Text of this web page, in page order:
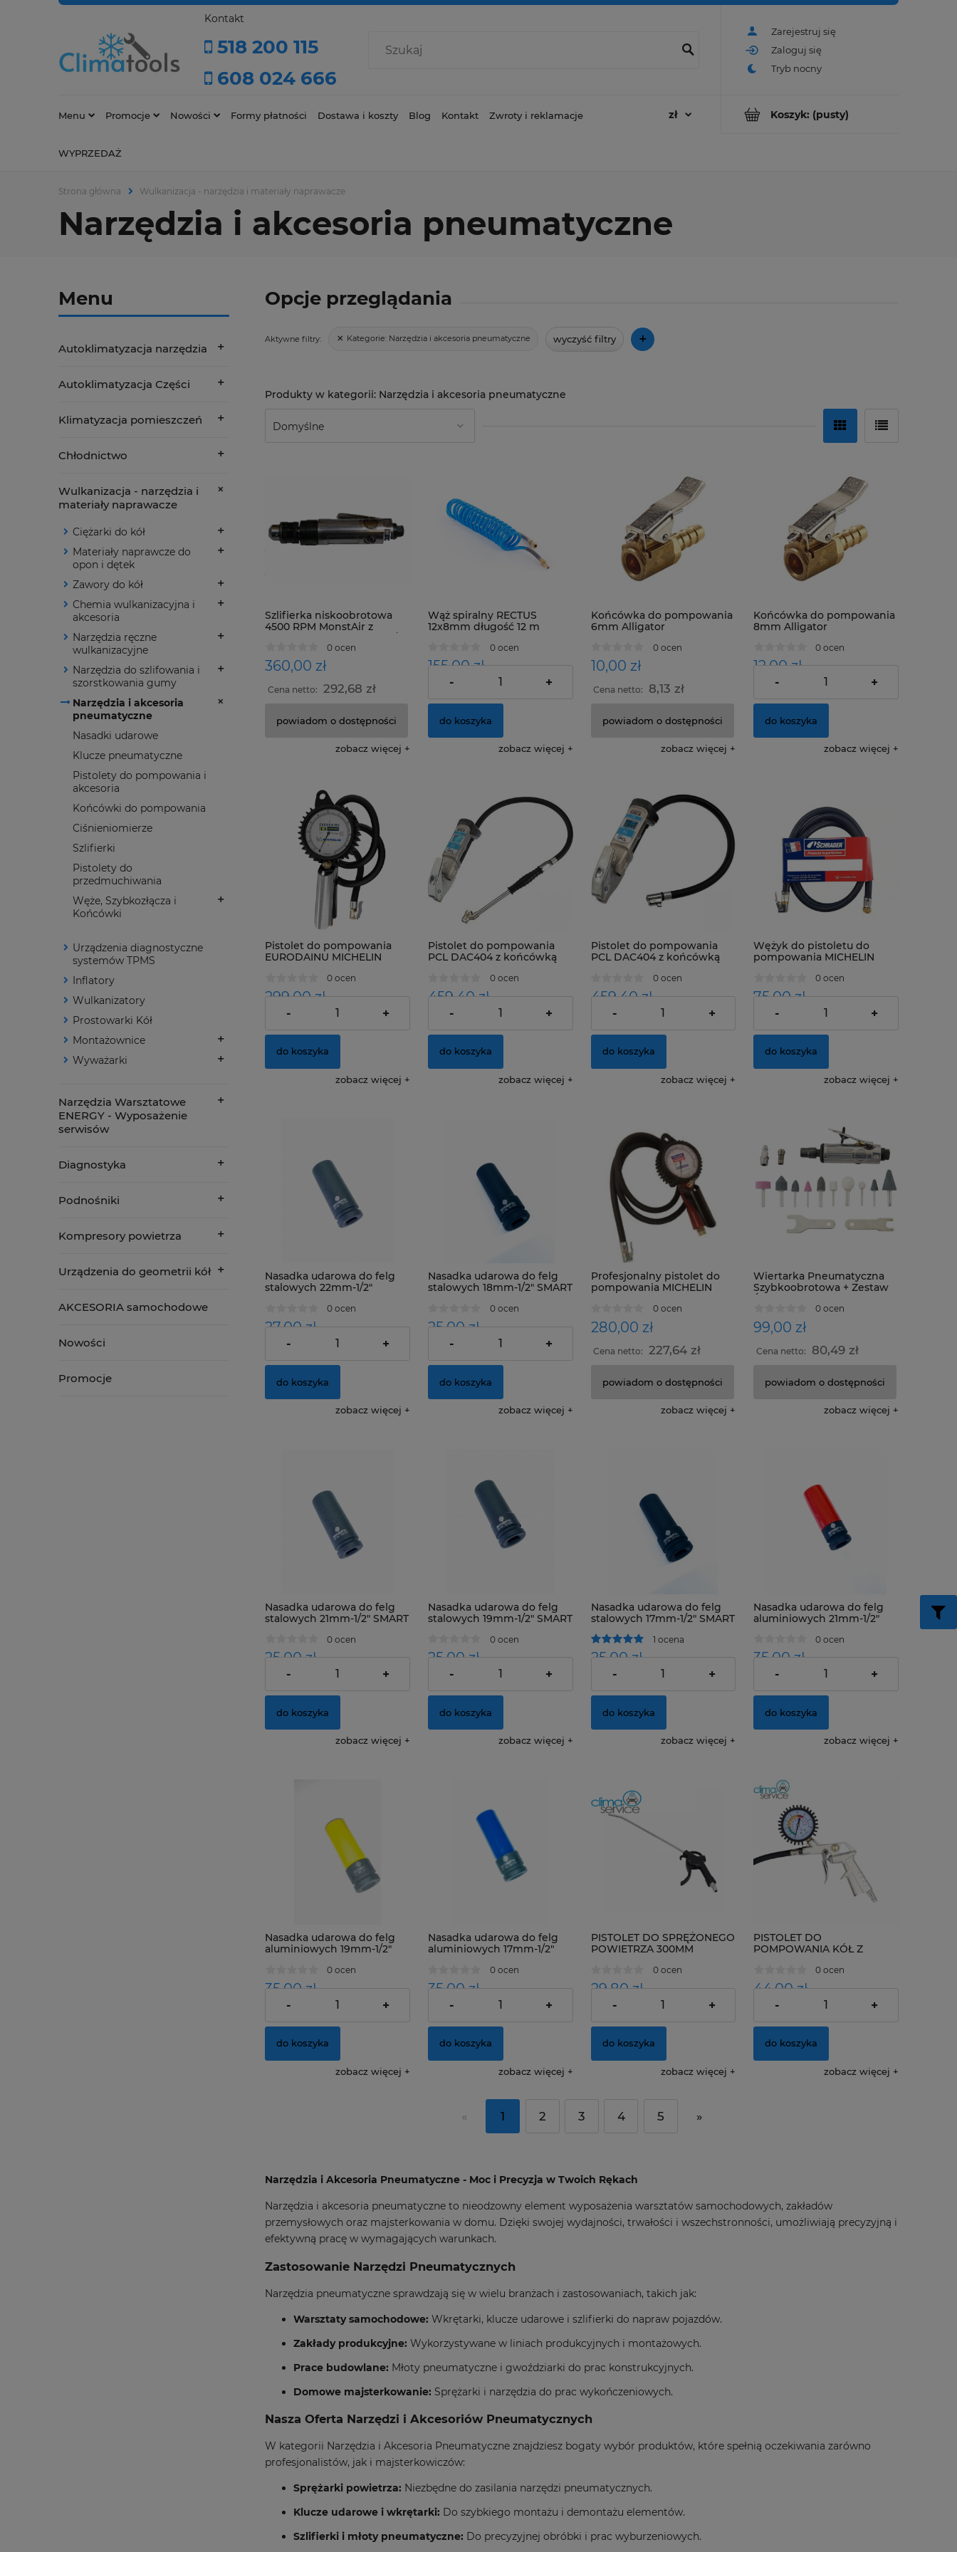
Zarejestruj się
Zaloguj się
Kontakt
518 200 115
608 024 666
Koszyk: (pusty)
Menu Promocje Nowości Formy płatności Dostawa i koszty Blog Kontakt Zwroty i reklamacje
WYPRZEDAŻ
Strona główna Wulkanizacja - narzędzia i materiały naprawacze
Narzędzia i akcesoria pneumatyczne
Menu
Autoklimatyzacja narzędzia
Autoklimatyzacja Części
Klimatyzacja pomieszczeń
Chłodnictwo
Wulkanizacja - narzędzia i
materiały naprawacze
Ciężarki do kół
Materiały naprawcze do
opon i dętek
Zawory do kół
Chemia wulkanizacyjna i
akcesoria
Narzędzia ręczne
wulkanizacyjne
Narzędzia do szlifowania i
szorstkowania gumy
Narzędzia i akcesoria
pneumatyczne
Nasadki udarowe
Klucze pneumatyczne
Pistolety do pompowania i
akcesoria
Końcówki do pompowania
Ciśnieniomierze
Szlifierki
Pistolety do
przedmuchiwania
Węże, Szybkozłącza i
Końcówki
Urządzenia diagnostyczne
systemów TPMS
Inflatory
Wulkanizatory
Prostowarki Kół
Montażownice
Wyważarki
Narzędzia Warsztatowe
ENERGY - Wyposażenie
serwisów
Diagnostyka
Podnośniki
Kompresory powietrza
Urządzenia do geometrii kół
AKCESORIA samochodowe
Nowości
Promocje
Opcje przeglądania
Aktywne filtry: Kategorie: Narzędzia i akcesoria pneumatyczne wyczyść filtry +
Narzędzia i akcesoria pneumatyczne
Szlifierka niskoobrotowa
4500 RPM MonstAir z
0 ocen
360,00 zł
Cena netto: 292,68 zł
powiadom o dostępności
zobacz więcej
Wąż spiralny RECTUS
12x8mm długość 12 m
0 ocen
155,00 zł
126,02 zł
- +
do koszyka
zobacz więcej
Końcówka do pompowania
6mm Alligator
0 ocen
10,00 zł
Cena netto: 8,13 zł
powiadom o dostępności
zobacz więcej
Końcówka do pompowania
8mm Alligator
0 ocen
12,00 zł
9,76 zł
- +
do koszyka
zobacz więcej
Pistolet do pompowania
EURODAINU MICHELIN
0 ocen
299,00 zł
243,09 zł
- +
do koszyka
zobacz więcej
Pistolet do pompowania
PCL DAC404 z końcówką
0 ocen
459,40 zł
373,50 zł
- +
do koszyka
zobacz więcej
Pistolet do pompowania
PCL DAC404 z końcówką
0 ocen
459,40 zł
373,50 zł
- +
do koszyka
zobacz więcej
Wężyk do pistoletu do
pompowania MICHELIN
0 ocen
75,00 zł
60,98 zł
- +
do koszyka
zobacz więcej
Nasadka udarowa do felg
stalowych 22mm-1/2"
0 ocen
27,00 zł
21,95 zł
- +
do koszyka
zobacz więcej
Nasadka udarowa do felg
stalowych 18mm-1/2" SMART
0 ocen
25,00 zł
20,33 zł
- +
do koszyka
zobacz więcej
Profesjonalny pistolet do
pompowania MICHELIN
0 ocen
280,00 zł
Cena netto: 227,64 zł
powiadom o dostępności
zobacz więcej
Wiertarka Pneumatyczna
Szybkoobrotowa + Zestaw
0 ocen
99,00 zł
Cena netto: 80,49 zł
powiadom o dostępności
zobacz więcej
Nasadka udarowa do felg
stalowych 21mm-1/2" SMART
0 ocen
25,00 zł
20,33 zł
- +
do koszyka
zobacz więcej
Nasadka udarowa do felg
stalowych 19mm-1/2" SMART
0 ocen
25,00 zł
20,33 zł
- +
do koszyka
zobacz więcej
Nasadka udarowa do felg
stalowych 17mm-1/2" SMART
1 ocena
25,00 zł
20,33 zł
- +
do koszyka
zobacz więcej
Nasadka udarowa do felg
aluminiowych 21mm-1/2"
0 ocen
35,00 zł
28,46 zł
- +
do koszyka
zobacz więcej
Nasadka udarowa do felg
aluminiowych 19mm-1/2"
0 ocen
35,00 zł
28,46 zł
- +
do koszyka
zobacz więcej
Nasadka udarowa do felg
aluminiowych 17mm-1/2"
0 ocen
35,00 zł
28,46 zł
- +
do koszyka
zobacz więcej
PISTOLET DO SPRĘŻONEGO
POWIETRZA 300MM
0 ocen
29,80 zł
24,23 zł
- +
do koszyka
zobacz więcej
PISTOLET DO
POMPOWANIA KÓŁ Z
0 ocen
44,00 zł
35,77 zł
- +
do koszyka
zobacz więcej
« 1 2 3 4 5 »
Narzędzia i Akcesoria Pneumatyczne - Moc i Precyzja w Twoich Rękach
Narzędzia i akcesoria pneumatyczne to nieodzowny element wyposażenia warsztatów samochodowych, zakładów
przemysłowych oraz majsterkowania w domu. Dzięki swojej wydajności, trwałości i wszechstronności, umożliwiają precyzyjną i
efektywną pracę w wymagających warunkach.
Zastosowanie Narzędzi Pneumatycznych
Narzędzia pneumatyczne sprawdzają się w wielu branżach i zastosowaniach, takich jak:
Warsztaty samochodowe: Wkrętarki, klucze udarowe i szlifierki do napraw pojazdów.
Zakłady produkcyjne: Wykorzystywane w liniach produkcyjnych i montażowych.
Prace budowlane: Młoty pneumatyczne i gwoździarki do prac konstrukcyjnych.
Domowe majsterkowanie: Sprężarki i narzędzia do prac wykończeniowych.
Nasza Oferta Narzędzi i Akcesoriów Pneumatycznych
W kategorii Narzędzia i Akcesoria Pneumatyczne znajdziesz bogaty wybór produktów, które spełnią oczekiwania zarówno
profesjonalistów, jak i majsterkowiczów:
Sprężarki powietrza: Niezbędne do zasilania narzędzi pneumatycznych.
Klucze udarowe i wkrętarki: Do szybkiego montażu i demontażu elementów.
Szlifierki i młoty pneumatyczne: Do precyzyjnej obróbki i prac wyburzeniowych.